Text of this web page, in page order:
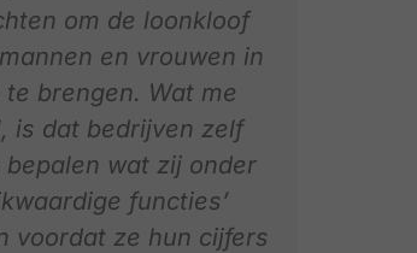
om de loonkloof
en vrouwen in
brengen. Wat me
is dat bedrijven zelf
bepalen wat zij onder
functies’
voordat ze hun cijfers